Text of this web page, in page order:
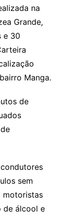
na
Grande,
e 30
Manga.
de
sem
motoristas
de álcool e